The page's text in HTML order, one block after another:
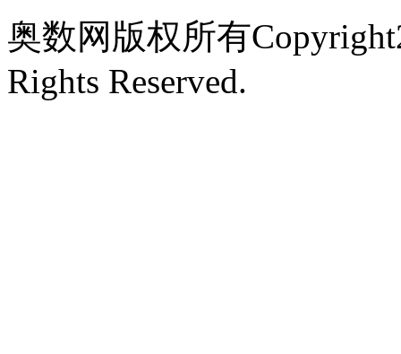
奥数网版权所有
Rights Reserved.